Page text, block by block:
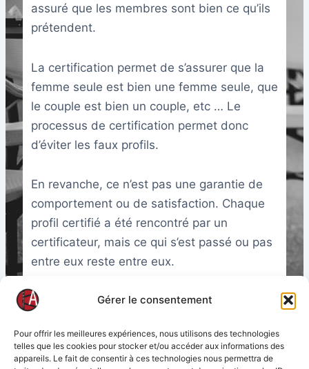
Gérer le consentement
Pour offrir les meilleures expériences, nous utilisons des technologies
telles que les cookies pour stocker et/ou accéder aux informations des
appareils. Le fait de consentir à ces technologies nous permettra de
assuré que les membres sont bien ce qu’ils
prétendent.
La certification permet de s’assurer que la
femme seule est bien une femme seule, que
le couple est bien un couple, etc … Le
processus de certification permet donc
d’éviter les faux profils.
En revanche, ce n’est pas une garantie de
comportement ou de satisfaction. Chaque
profil certifié a été rencontré par un
certificateur, mais ce qui s’est passé ou pas
entre eux reste entre eux.
Updated on décembre 25, 2024